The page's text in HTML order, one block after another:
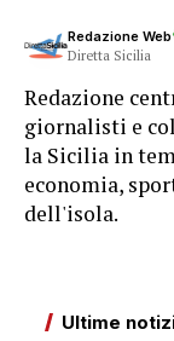
Redazione Web
Diretta Sicilia
Redazione
giornalisti e
la Sicilia in
economia,
dell'isola.
Ultime